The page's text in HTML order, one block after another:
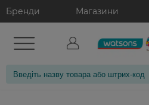
Бренди Магазини